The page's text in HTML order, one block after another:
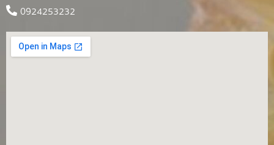
0924253232